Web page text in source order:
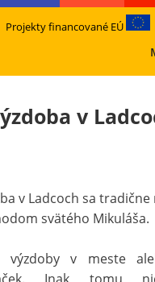
Projekty financované EÚ
v
v Ladcoch sa tradične
svätého Mikuláša.
výzdoby v meste